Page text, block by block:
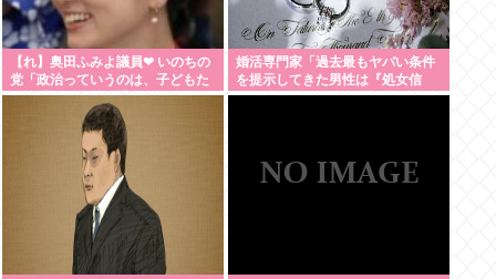
【れ】奥田ふみよ議員❤‍ いのちの
党「政治っていうのは、子どもた
ちに「いのち」を繋いでいくため
にあるんだよ。」
婚活専門家「過去最もヤバい条件
を提示してきた男性は『処女信
仰』」ケンモメン…